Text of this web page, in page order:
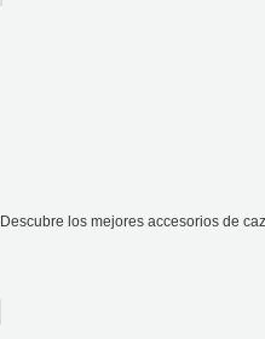
Descubre los mejores accesorios de